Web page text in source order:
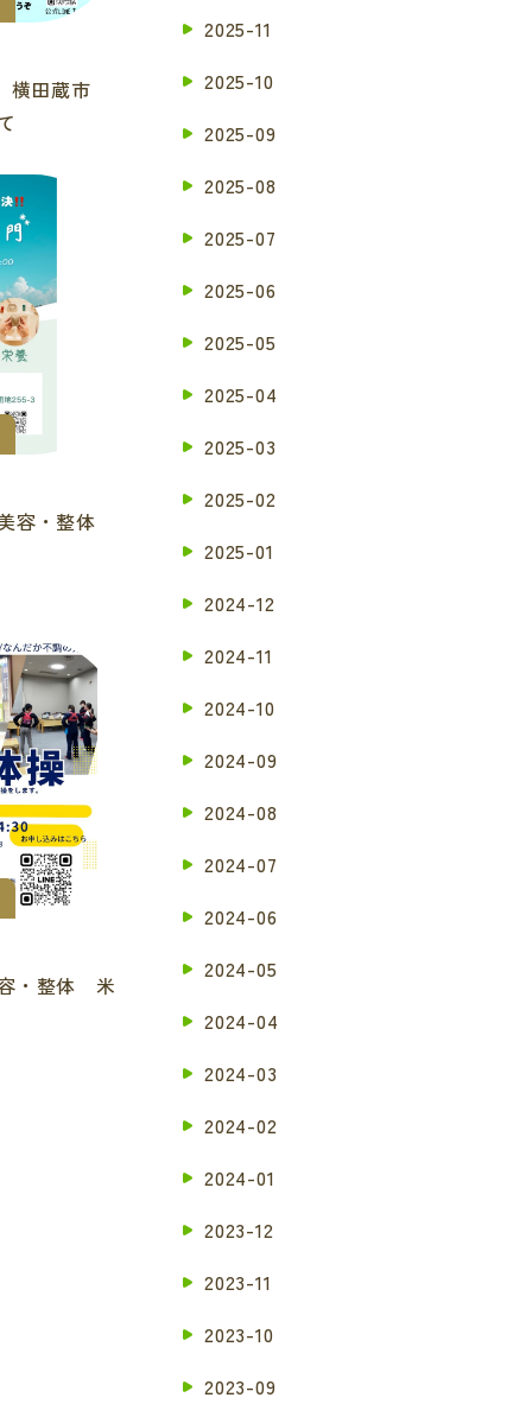
田蔵市
容・整体
・整体 米
2025-11
2025-10
2025-09
2025-08
2025-07
2025-06
2025-05
2025-04
2025-03
2025-02
2025-01
2024-12
2024-11
2024-10
2024-09
2024-08
2024-07
2024-06
2024-05
2024-04
2024-03
2024-02
2024-01
2023-12
2023-11
2023-10
2023-09